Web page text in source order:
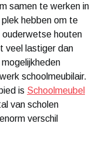
samen te werken in
hebben om te
ouderwetse houten
veel lastiger dan
schoolmeubilair.
is Schoolmeubel
van scholen
verschil